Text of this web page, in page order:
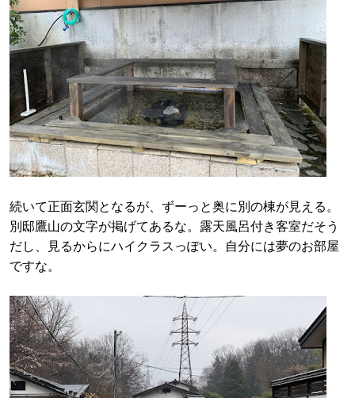
続いて正面玄関となるが、ずーっと奥に別の棟が見える。
別邸鷹山の文字が掲げてあるな。露天風呂付き客室だそう
だし、見るからにハイクラスっぽい。自分には夢のお部屋
ですな。